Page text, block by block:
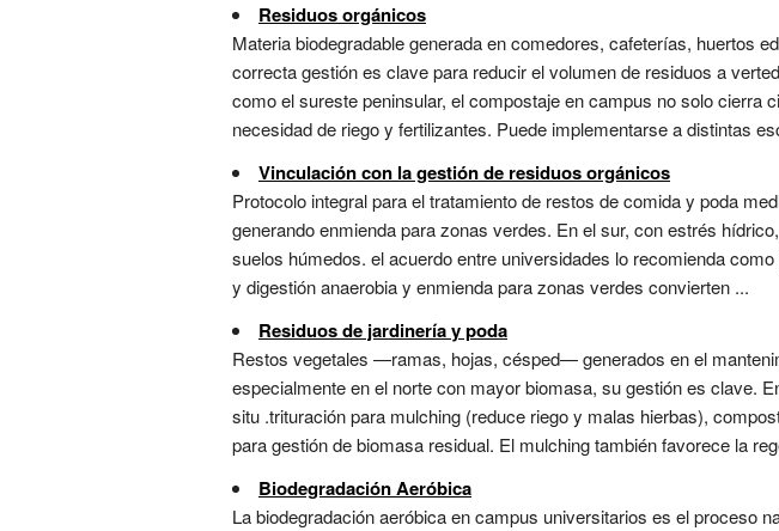
Residuos orgánicos
Materia biodegradable generada en comedores, cafeterías, huertos
correcta gestión es clave para reducir el volumen de residuos a
como el sureste peninsular, el compostaje en campus no solo cierra
necesidad de riego y fertilizantes. Puede implementarse a distintas
Vinculación con la gestión de residuos orgánicos
Protocolo integral para el tratamiento de restos de comida y poda
generando enmienda para zonas verdes. En el sur, con estrés
suelos húmedos. el acuerdo entre universidades lo recomienda
y digestión anaerobia y enmienda para zonas verdes convierten ...
Residuos de jardinería y poda
Restos vegetales —ramas, hojas, césped— generados en el
especialmente en el norte con mayor biomasa, su gestión es clave.
situ .trituración para mulching (reduce riego y malas hierbas),
para gestión de biomasa residual. El mulching también favorece la
Biodegradación Aeróbica
La biodegradación aeróbica en campus universitarios es el proceso